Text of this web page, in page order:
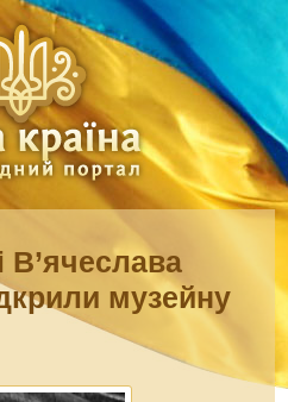
В’ячеслава
музейну